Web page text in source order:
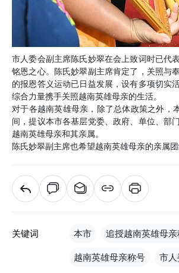
市人委会副主席陈氏妙翠在会上致词时已代
铭恩之心。陈氏妙翠副主席肯定了，关照与
的报恩答义运动已日益发展，设有多项切实
综合力量携手关照越南英雄母亲的生活。
对于各越南英雄母亲，除了总体政策之外，
间，提议本市各基层党委、政府、单位、部
越南英雄母亲和其亲属。
陈氏妙翠副主席也希望越南英雄母亲的亲属
关键词 本市 追授越南英雄母
越南英雄母亲称号 市